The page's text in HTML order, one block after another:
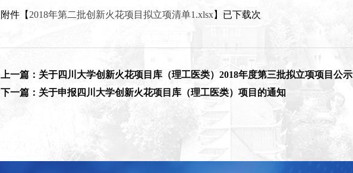
附件【 2018年第二批创新火花项目拟立项清单1.xlsx】已下载次
上一篇：关于四川大学创新火花项目库（理工医类）2018年度第三批拟立项项目公示
下一篇：关于申报四川大学创新火花项目库（理工医类）项目的通知